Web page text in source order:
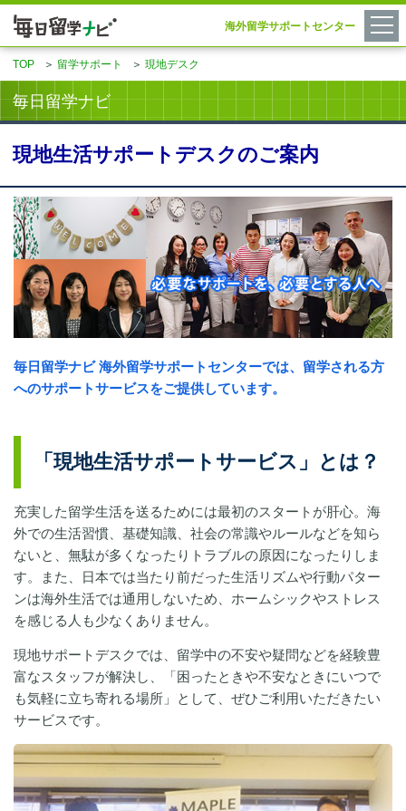
海外留学サポートセンター
TOP ＞ 留学サポート ＞ 現地デスク
毎日留学ナビ
現地生活サポートデスクのご案内
毎日留学ナビ 海外留学サポートセンターでは、留学される方
へのサポートサービスをご提供しています。
「現地生活サポートサービス」とは？
充実した留学生活を送るためには最初のスタートが肝心。海
外での生活習慣、基礎知識、社会の常識やルールなどを知ら
ないと、無駄が多くなったりトラブルの原因になったりしま
す。また、日本では当たり前だった生活リズムや行動パター
ンは海外生活では通用しないため、ホームシックやストレス
を感じる人も少なくありません。
現地サポートデスクでは、留学中の不安や疑問などを経験豊
富なスタッフが解決し、「困ったときや不安なときにいつで
も気軽に立ち寄れる場所」として、ぜひご利用いただきたい
サービスです。